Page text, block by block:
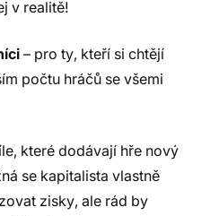
v realitě!
– pro ty, kteří si chtějí
počtu hráčů se všemi
které dodávají hře nový
se kapitalista vlastně
zisky, ale rád by